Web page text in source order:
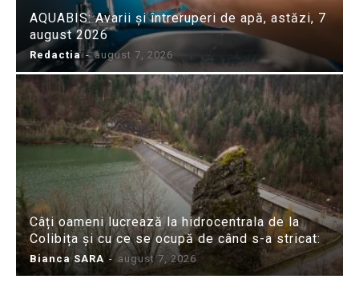
AQUABIS: Avarii și întreruperi de apă, astăzi, 7
august 2026
Redactia - august 7, 2026
Câți oameni lucrează la hidrocentrala de la
Colibița și cu ce se ocupă de când s-a stricat:
Bianca SARA - august 7, 2026